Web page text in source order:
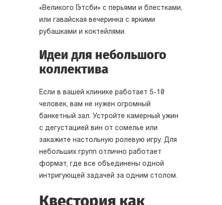
«Великого Гэтсби» с перьями и блестками,
или гавайская вечеринка с яркими
рубашками и коктейлями.
Идеи для небольшого
коллектива
Если в вашей клинике работает 5-10
человек, вам не нужен огромный
банкетный зал. Устройте камерный ужин
с дегустацией вин от сомелье или
закажите настольную ролевую игру. Для
небольших групп отлично работает
формат, где все объединены одной
интригующей задачей за одним столом.
Квестория как